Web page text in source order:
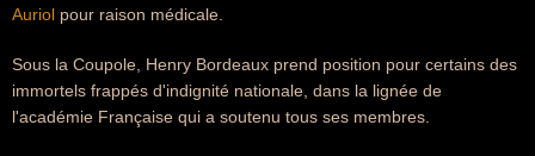
Auriol pour raison médicale.
Sous la Coupole, Henry Bordeaux prend position pour certains des
immortels frappés d'indignité nationale, dans la lignée de
l'académie Française qui a soutenu tous ses membres.